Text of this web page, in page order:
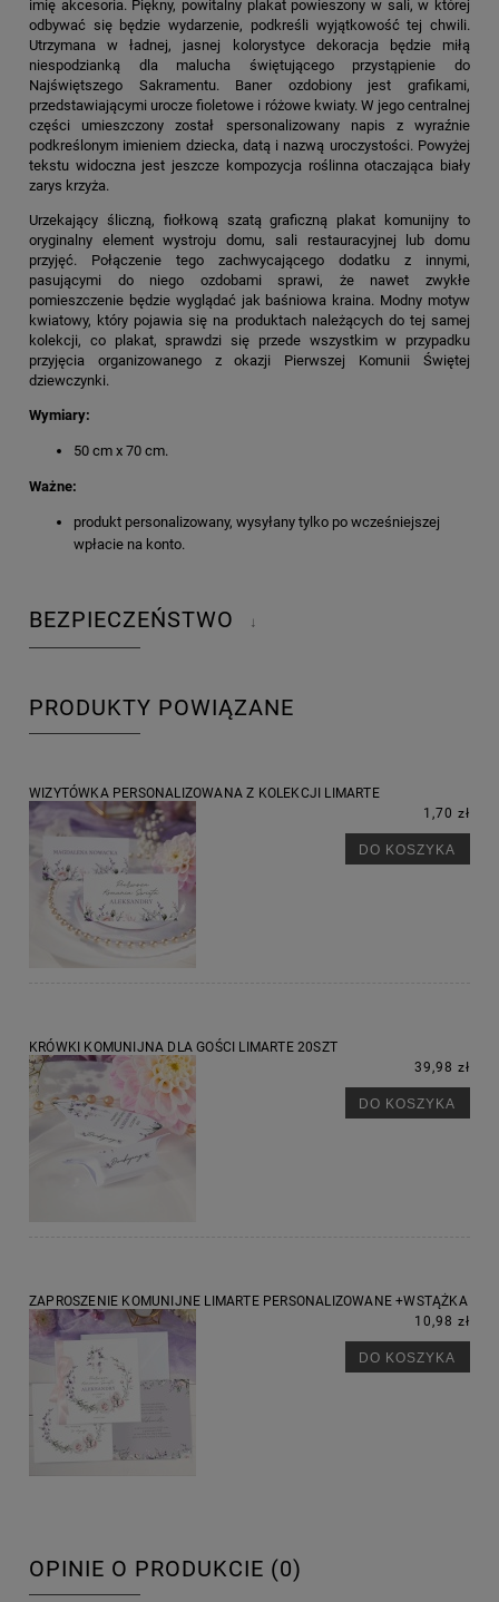
imię akcesoria. Piękny, powitalny plakat powieszony w sali, w której
odbywać się będzie wydarzenie, podkreśli wyjątkowość tej chwili.
Utrzymana w ładnej, jasnej kolorystyce dekoracja będzie miłą
niespodzianką dla malucha świętującego przystąpienie do
Najświętszego Sakramentu. Baner ozdobiony jest grafikami,
przedstawiającymi urocze fioletowe i różowe kwiaty. W jego centralnej
części umieszczony został spersonalizowany napis z wyraźnie
podkreślonym imieniem dziecka, datą i nazwą uroczystości. Powyżej
tekstu widoczna jest jeszcze kompozycja roślinna otaczająca biały
zarys krzyża.
Urzekający śliczną, fiołkową szatą graficzną plakat komunijny to
oryginalny element wystroju domu, sali restauracyjnej lub domu
przyjęć. Połączenie tego zachwycającego dodatku z innymi,
pasującymi do niego ozdobami sprawi, że nawet zwykłe
pomieszczenie będzie wyglądać jak baśniowa kraina. Modny motyw
kwiatowy, który pojawia się na produktach należących do tej samej
kolekcji, co plakat, sprawdzi się przede wszystkim w przypadku
przyjęcia organizowanego z okazji Pierwszej Komunii Świętej
dziewczynki.
Wymiary:
50 cm x 70 cm.
Ważne:
produkt personalizowany, wysyłany tylko po wcześniejszej
wpłacie na konto.
BEZPIECZEŃSTWO ↓
PRODUKTY POWIĄZANE
WIZYTÓWKA PERSONALIZOWANA Z KOLEKCJI LIMARTE
1,70 zł
DO KOSZYKA
KRÓWKI KOMUNIJNA DLA GOŚCI LIMARTE 20SZT
39,98 zł
DO KOSZYKA
ZAPROSZENIE KOMUNIJNE LIMARTE PERSONALIZOWANE +WSTĄŻKA
10,98 zł
DO KOSZYKA
OPINIE O PRODUKCIE (0)